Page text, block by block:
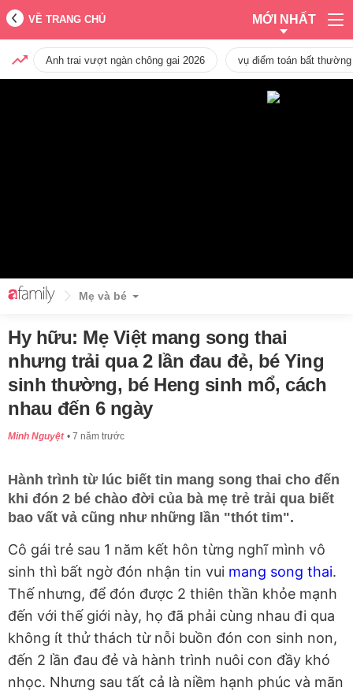
VỀ TRANG CHỦ MỚI NHẤT
Anh trai vượt ngàn chông gai 2026 vụ điểm toán bất
Mẹ và bé
Hy hữu: Mẹ Việt mang song thai
nhưng trải qua 2 lần đau đẻ, bé Ying
sinh thường, bé Heng sinh mổ, cách
nhau đến 6 ngày
Minh Nguyệt 7 năm trước
Hành trình từ lúc biết tin mang song thai cho đến
khi đón 2 bé chào đời của bà mẹ trẻ trải qua biết
bao vất vả cũng như những lần "thót tim".
Cô gái trẻ sau 1 năm kết hôn từng nghĩ mình vô
sinh thì bất ngờ đón nhận tin vui mang song thai.
Thế nhưng, để đón được 2 thiên thần khỏe mạnh
đến với thế giới này, họ đã phải cùng nhau đi qua
không ít thử thách từ nỗi buồn đón con sinh non,
đến 2 lần đau đẻ và hành trình nuôi con đầy khó
nhọc. Nhưng sau tất cả là niềm hạnh phúc và mãn